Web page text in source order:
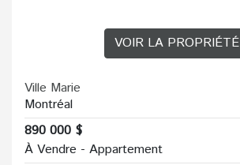
VOIR LA PROPRIÉTÉ
Ville Marie
Montréal
890 000 $
À Vendre - Appartement